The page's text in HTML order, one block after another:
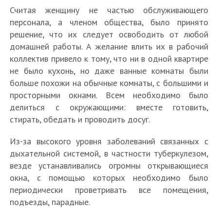
Считая женщину не частью обслуживающего
персонала, а членом общества, было принято
решение, что их следует освободить от любой
домашней работы. А желание влить их в рабочий
коллектив привело к тому, что ни в одной квартире
не было кухонь, но даже ванные комнаты были
больше похожи на обычные комнаты, с большими и
просторными окнами. Всем необходимо было
делиться с окружающими: вместе готовить,
стирать, обедать и проводить досуг.
Из-за высокого уровня заболеваний связанных с
дыхательной системой, в частности туберкулезом,
везде устанавливались огромны открывающиеся
окна, с помощью которых необходимо было
периодически проветривать все помещения,
подъезды, парадные.